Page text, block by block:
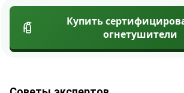
Купить
огнетушители